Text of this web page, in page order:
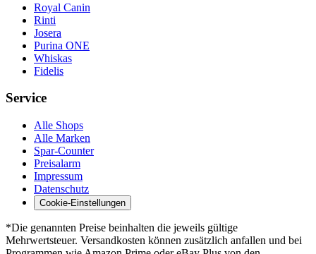
Royal Canin
Rinti
Josera
Purina ONE
Whiskas
Fidelis
Service
Alle Shops
Alle Marken
Spar-Counter
Preisalarm
Impressum
Datenschutz
Cookie-Einstellungen
*Die genannten Preise beinhalten die jeweils gültige
Mehrwertsteuer. Versandkosten können zusätzlich anfallen und bei